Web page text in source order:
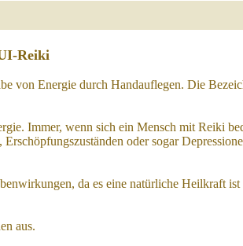
Reiki
von Energie durch Handauflegen. Die
Immer, wenn sich ein Mensch mit Reiki
oder sogar
da es eine natürliche Heilkraft
aus.